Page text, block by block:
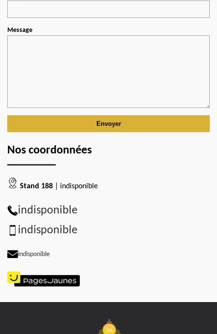
Message
Nos coordonnées
Stand 188 | indisponible
indisponible
indisponible
indisponible